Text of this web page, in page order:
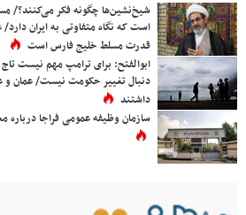
شیخ‌نشین‌ها چگونه فکر می‌کنند؟/
است که نگاه متفاوتی به ایران
قدرت مسلط خلیج فارس است
ابوالفتح: برای ترامپ مهم نیست تاج
دنبال تغییر حکومت نیست/ عمان
داشتند
سازمان وظیفه عمومی فراجا درباره